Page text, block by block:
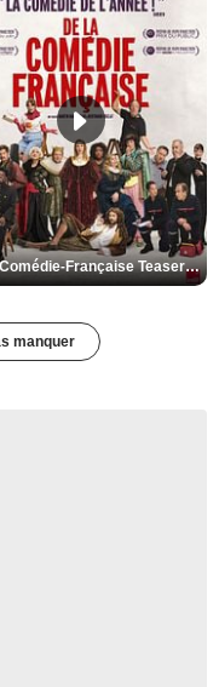
De la Comédie-Française Teaser VF
manquer